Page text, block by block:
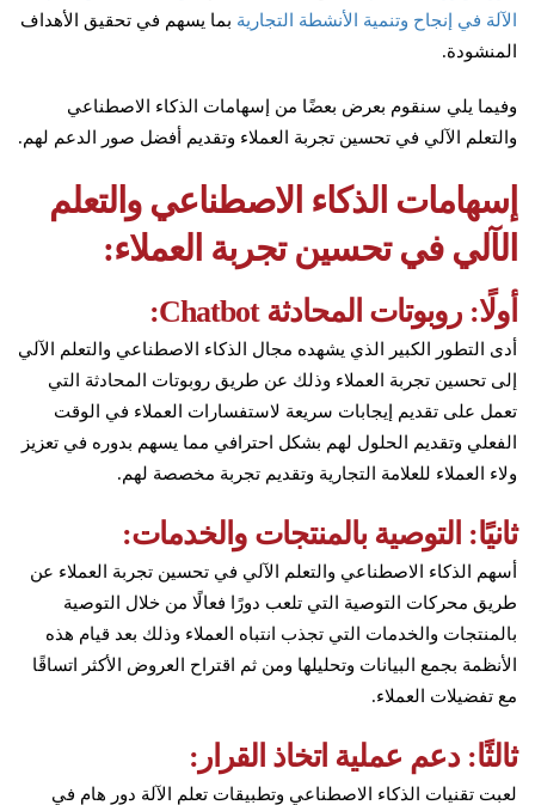
الآلة في إنجاح وتنمية الأنشطة التجارية بما يسهم في تحقيق الأهداف
المنشودة.
وفيما يلي سنقوم بعرض بعضًا من إسهامات الذكاء الاصطناعي
والتعلم الآلي في تحسين تجربة العملاء وتقديم أفضل صور الدعم لهم.
إسهامات الذكاء الاصطناعي والتعلم
الآلي في تحسين تجربة العملاء:
أولًا: روبوتات المحادثة Chatbot:
أدى التطور الكبير الذي يشهده مجال الذكاء الاصطناعي والتعلم الآلي
إلى تحسين تجربة العملاء وذلك عن طريق روبوتات المحادثة التي
تعمل على تقديم إيجابات سريعة لاستفسارات العملاء في الوقت
الفعلي وتقديم الحلول لهم بشكل احترافي مما يسهم بدوره في تعزيز
ولاء العملاء للعلامة التجارية وتقديم تجربة مخصصة لهم.
ثانيًا: التوصية بالمنتجات والخدمات:
أسهم الذكاء الاصطناعي والتعلم الآلي في تحسين تجربة العملاء عن
طريق محركات التوصية التي تلعب دورًا فعالًا من خلال التوصية
بالمنتجات والخدمات التي تجذب انتباه العملاء وذلك بعد قيام هذه
الأنظمة بجمع البيانات وتحليلها ومن ثم اقتراح العروض الأكثر اتساقًا
مع تفضيلات العملاء.
ثالثًا: دعم عملية اتخاذ القرار:
لعبت تقنيات الذكاء الاصطناعي وتطبيقات تعلم الآلة دور هام في